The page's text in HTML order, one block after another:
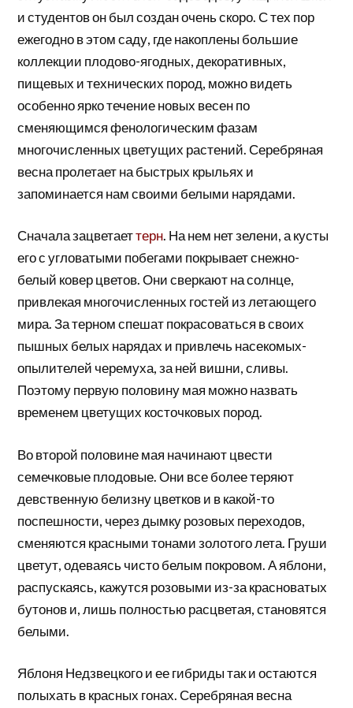
и студентов он был создан очень скоро. С тех пор
ежегодно в этом саду, где накоплены большие
коллекции плодово-ягодных, декоративных,
пищевых и технических пород, можно видеть
особенно ярко течение новых весен по
сменяющимся фенологическим фазам
многочисленных цветущих растений. Серебряная
весна пролетает на быстрых крыльях и
запоминается нам своими белыми нарядами.
Сначала зацветаеттерн. На нем нет зелени, а кусты
его с угловатыми побегами покрывает снежно-
белый ковер цветов. Они сверкают на солнце,
привлекая многочисленных гостей из летающего
мира. За терном спешат покрасоваться в своих
пышных белых нарядах и привлечь насекомых-
опылителей черемуха, за ней вишни, сливы.
Поэтому первую половину мая можно назвать
временем цветущих косточковых пород.
Во второй половине мая начинают цвести
семечковые плодовые. Они все более теряют
девственную белизну цветков и в какой-то
поспешности, через дымку розовых переходов,
сменяются красными тонами золотого лета. Груши
цветут, одеваясь чисто белым покровом. А яблони,
распускаясь, кажутся розовыми из-за красноватых
бутонов и, лишь полностью расцветая, становятся
белыми.
Яблоня Недзвецкого и ее гибриды так и остаются
полыхать в красных гонах. Серебряная весна